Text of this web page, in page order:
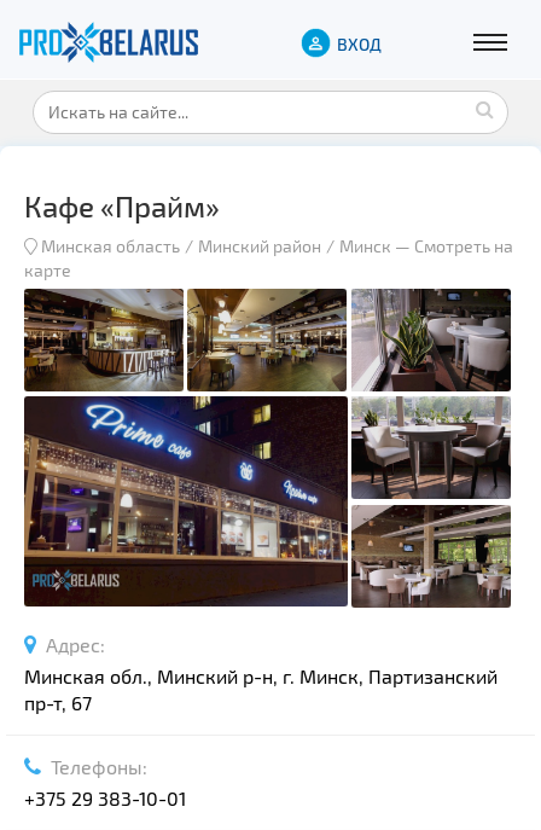
ВХОД
Кафе «Прайм»
Минская область Минский район Минск — Смотреть на
карте
Адрес:
Минская обл., Минский р-н, г. Минск, Партизанский
пр-т, 67
Телефоны:
+375 29 383-10-01